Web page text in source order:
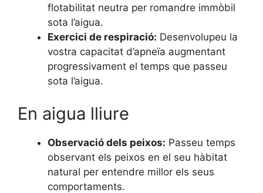
flotabilitat neutra per romandre immòbil
sota l’aigua.
Exercici de respiració: Desenvolupeu la
vostra capacitat d’apneïa augmentant
progressivament el temps que passeu
sota l’aigua.
En aigua lliure
Observació dels peixos: Passeu temps
observant els peixos en el seu hàbitat
natural per entendre millor els seus
comportaments.